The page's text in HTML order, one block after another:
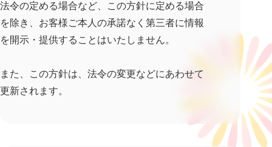
法令の定める場合など、この方針に定める場合
を除き、お客様ご本人の承諾なく第三者に情報
を開示・提供することはいたしません。
また、この方針は、法令の変更などにあわせて
更新されます。